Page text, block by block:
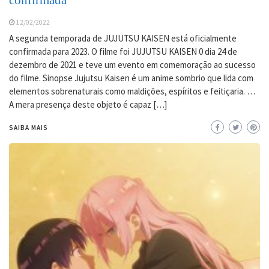
12/02/2022
A segunda temporada de JUJUTSU KAISEN está oficialmente
confirmada para 2023. O filme foi JUJUTSU KAISEN 0 dia 24 de
dezembro de 2021 e teve um evento em comemoração ao sucesso
do filme. Sinopse Jujutsu Kaisen é um anime sombrio que lida com
elementos sobrenaturais como maldições, espíritos e feitiçaria. …
A mera presença deste objeto é capaz […]
SAIBA MAIS